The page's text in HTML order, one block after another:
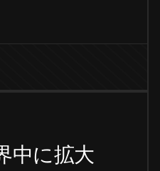
中に拡大